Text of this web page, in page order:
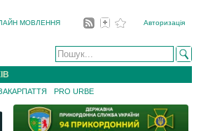
МОВЛЕННЯ
Авторизація
PRO URBE